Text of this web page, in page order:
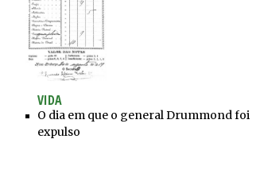
VIDA
O dia em que o general Drummond foi
expulso